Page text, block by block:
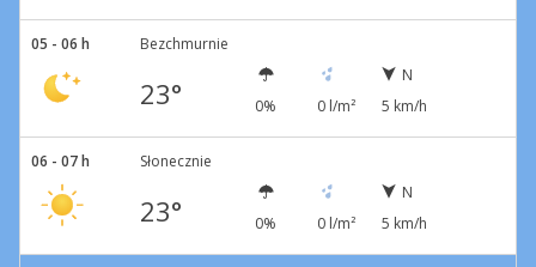
05 - 06 h Bezchmurnie
23° 0% 0 l/m²
N
5 km/h
06 - 07 h Słonecznie
23° 0% 0 l/m²
N
5 km/h